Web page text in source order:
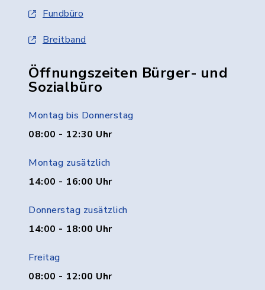
Fundbüro
Breitband
Öffnungszeiten Bürger- und
Sozialbüro
Montag bis Donnerstag
08:00 - 12:30 Uhr
Montag zusätzlich
14:00 - 16:00 Uhr
Donnerstag zusätzlich
14:00 - 18:00 Uhr
Freitag
08:00 - 12:00 Uhr